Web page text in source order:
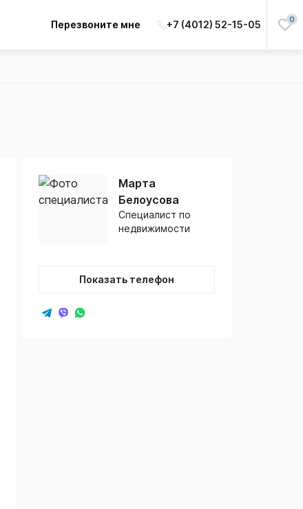
Перезвоните мне +7 (4012) 52-15-05 0
Марта
Белоусова
Специалист по
недвижимости
Показать телефон